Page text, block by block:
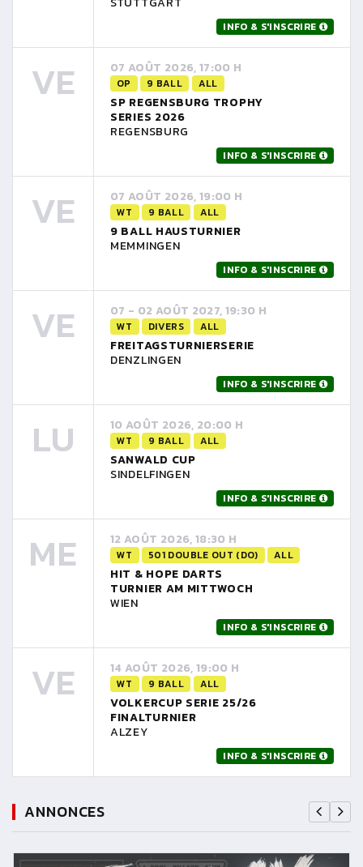
INFO & S'INSCRIRE
VE 07 AOÛT 2026, 17:00 H
OP 9 BALL ALL
SP REGENSBURG TROPHY
SERIES 2026
REGENSBURG
INFO & S'INSCRIRE
VE 07 AOÛT 2026, 19:00 H
WT 9 BALL ALL
9 BALL HAUSTURNIER
MEMMINGEN
INFO & S'INSCRIRE
VE 07 - 02 AOÛT 2027, 19:30 H
WT DIVERS ALL
FREITAGSTURNIERSERIE
DENZLINGEN
INFO & S'INSCRIRE
LU 10 AOÛT 2026, 20:00 H
WT 9 BALL ALL
SANWALD CUP
SINDELFINGEN
INFO & S'INSCRIRE
ME 12 AOÛT 2026, 18:30 H
WT 501 DOUBLE OUT (DO) ALL
HIT & HOPE DARTS
TURNIER AM MITTWOCH
WIEN
INFO & S'INSCRIRE
VE 14 AOÛT 2026, 19:00 H
WT 9 BALL ALL
VOLKERCUP SERIE 25/26
FINALTURNIER
ALZEY
INFO & S'INSCRIRE
ANNONCES